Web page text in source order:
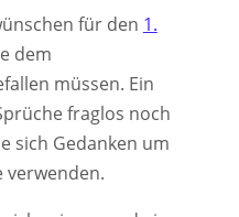
für den 1.
dem
müssen. Ein
fraglos noch
sich Gedanken um
verwenden.